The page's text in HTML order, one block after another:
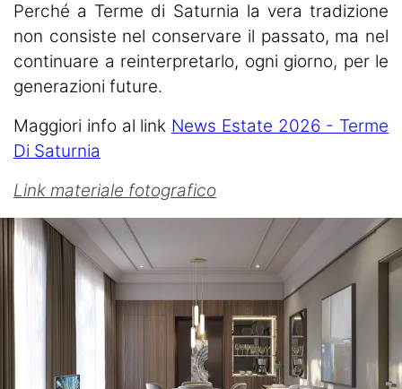
Perché a Terme di Saturnia la vera tradizione
non consiste nel conservare il passato, ma nel
continuare a reinterpretarlo, ogni giorno, per le
generazioni future.
Maggiori info al link News Estate 2026 - Terme
Di Saturnia
Link materiale fotografico